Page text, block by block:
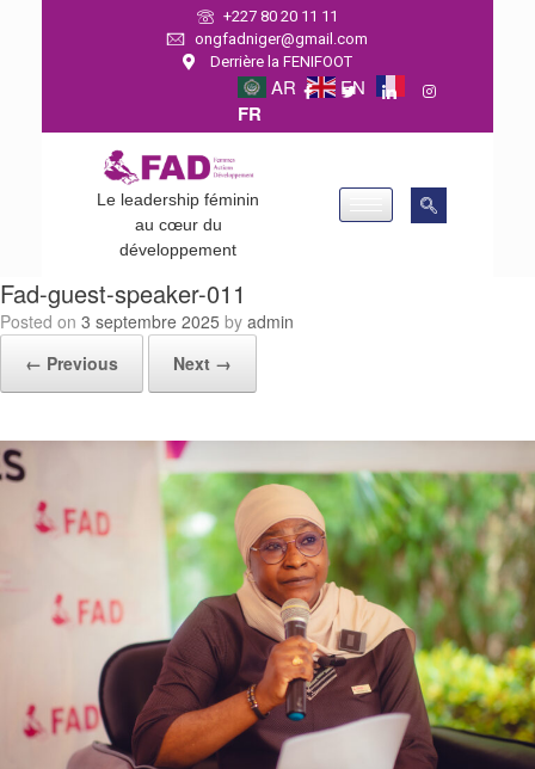
+227 80 20 11 11
ongfadniger@gmail.com
Derrière la FENIFOOT
AR EN
FR
Le leadership féminin
au cœur du
développement
Fad-guest-speaker-011
Posted on 3 septembre 2025 by admin
← Previous
Next →